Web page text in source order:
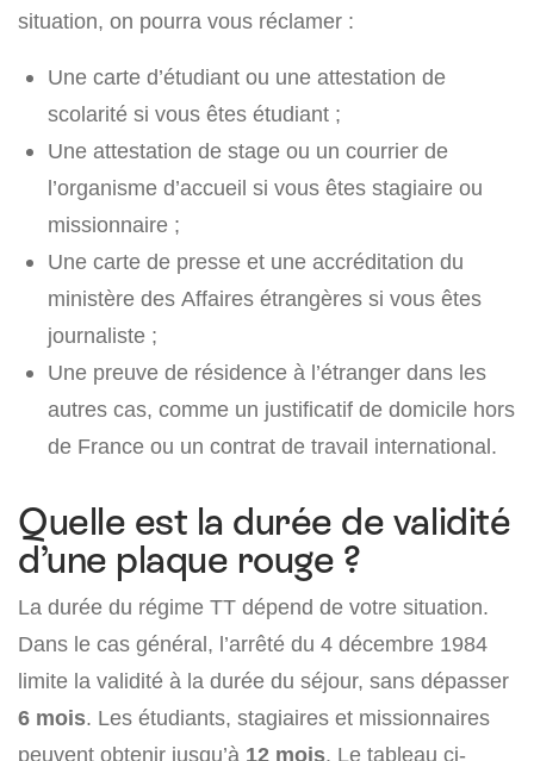
situation, on pourra vous réclamer :
Une carte d’étudiant ou une attestation de
scolarité si vous êtes étudiant ;
Une attestation de stage ou un courrier de
l’organisme d’accueil si vous êtes stagiaire ou
missionnaire ;
Une carte de presse et une accréditation du
ministère des Affaires étrangères si vous êtes
journaliste ;
Une preuve de résidence à l’étranger dans les
autres cas, comme un justificatif de domicile hors
de France ou un contrat de travail international.
Quelle est la durée de validité
d’une plaque rouge ?
La durée du régime TT dépend de votre situation.
Dans le cas général, l’arrêté du 4 décembre 1984
limite la validité à la durée du séjour, sans dépasser
6 mois. Les étudiants, stagiaires et missionnaires
peuvent obtenir jusqu’à 12 mois. Le tableau ci-